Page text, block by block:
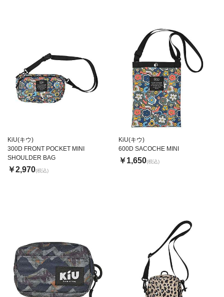
KiU(キウ)
300D FRONT POCKET MINI
SHOULDER BAG
￥2,970(税込)
KiU(キウ)
600D SACOCHE MINI
￥1,650(税込)